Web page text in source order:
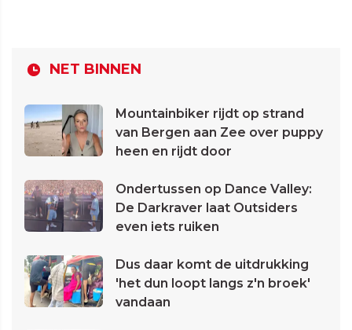
NET BINNEN
Mountainbiker rijdt op strand
van Bergen aan Zee over puppy
heen en rijdt door
Ondertussen op Dance Valley:
De Darkraver laat Outsiders
even iets ruiken
Dus daar komt de uitdrukking
'het dun loopt langs z'n broek'
vandaan